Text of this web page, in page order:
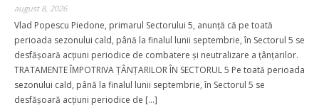
lei *
Donație pentru
august 8, 2026
Vlad Popescu Piedone, primarul Sectorului 5, anunță că pe toată
perioada sezonului cald, până la finalul lunii septembrie, în Sectorul 5 se
desfășoară acțiuni periodice de combatere și neutralizare a țânțarilor.
TRATAMENTE ÎMPOTRIVA ȚÂNȚARILOR ÎN SECTORUL 5 Pe toată perioada
sezonului cald, până la finalul lunii septembrie, în Sectorul 5 se
desfășoară acțiuni periodice de […]